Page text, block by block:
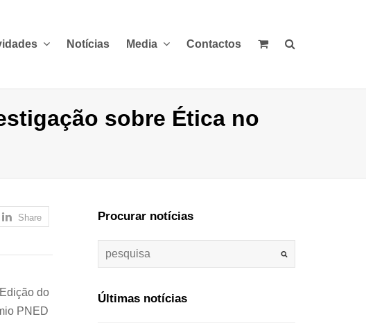
Notícias Media Contactos
sobre Ética no
Share
do
PNED
Procurar notícias
Últimas notícias